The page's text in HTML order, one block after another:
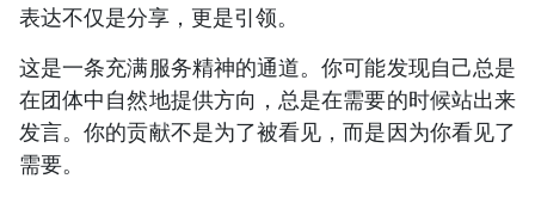
表达不仅是分享，更是引领。
这是一条充满服务精神的通道。你可能发现自己总是
在团体中自然地提供方向，总是在需要的时候站出来
发言。你的贡献不是为了被看见，而是因为你看见了
需要。